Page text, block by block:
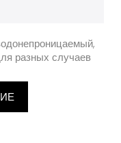
разных случаев